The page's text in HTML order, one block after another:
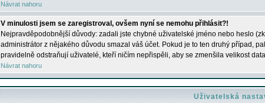
Návrat nahoru
V minulosti jsem se zaregistroval, ovšem nyní se nemohu přihlásit?!
Nejpravděpodobnější důvody: zadali jste chybné uživatelské jméno nebo heslo
administrátor z nějakého důvodu smazal váš účet. Pokud je to ten druhý případ,
pravidelně odstraňují uživatelé, kteří ničím nepřispěli, aby se zmenšila velikost
Návrat nahoru
Uživatelská